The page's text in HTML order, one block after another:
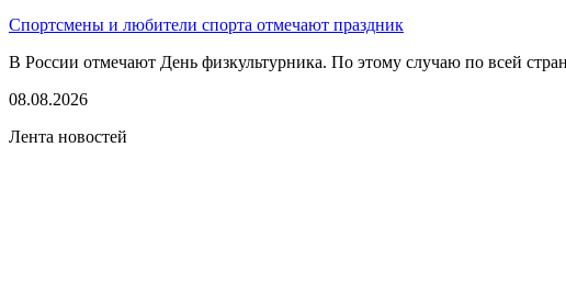
Спортсмены и любители спорта отмечают праздник
В России отмечают День физкультурника. По этому случаю по всей
08.08.2026
Лента новостей